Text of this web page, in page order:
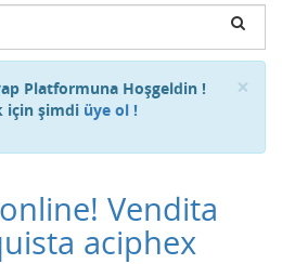
×
Platformuna Hoşgeldin !
için şimdi üye ol !
Vendita
aciphex